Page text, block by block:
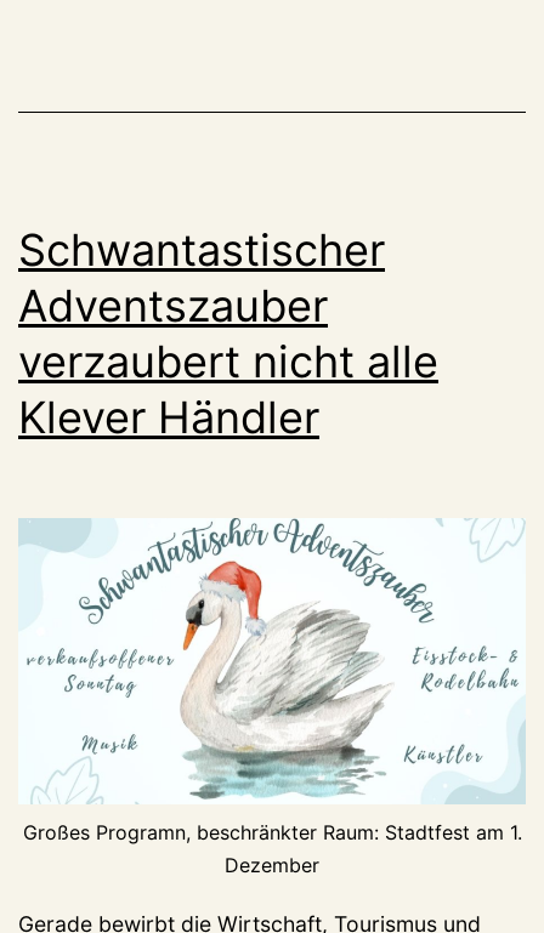
Schwantastischer
Adventszauber
verzaubert nicht alle
Klever Händler
Großes Programn, beschränkter Raum: Stadtfest am 1.
Dezember
Gerade bewirbt die Wirtschaft, Tourismus und